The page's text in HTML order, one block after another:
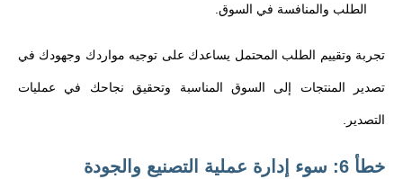
الطلب والمنافسة في السوق.
تجربة وتقييم الطلب المحتمل يساعدك على توجيه مواردك وجهودك في
تصدير المنتجات إلى السوق المناسبة وتحقيق نجاحك في عمليات
التصدير.
خطأ 6: سوء إدارة عملية التصنيع والجودة